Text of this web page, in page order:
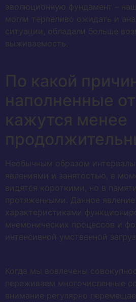
эволюционную фундамент –
могли терпеливо ожидать и
ситуации, обладали больше
выживаемость.
По какой
наполненные
кажутся менее
Необычным образом
явлениями и занятостью, в
видятся короткими, но в
протяженными. Данное
характеристиками
мнемонических процессов и
интенсивной умственной
Когда мы вовлечены
переживаем многочисленные
внимание регулярно